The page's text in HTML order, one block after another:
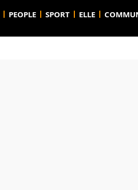
PEOPLE SPORT ELLE